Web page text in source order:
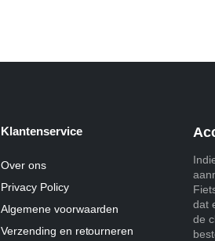
Klantenservice
Over ons
Privacy Policy
Algemene voorwaarden
Verzending en retourneren
dat
de